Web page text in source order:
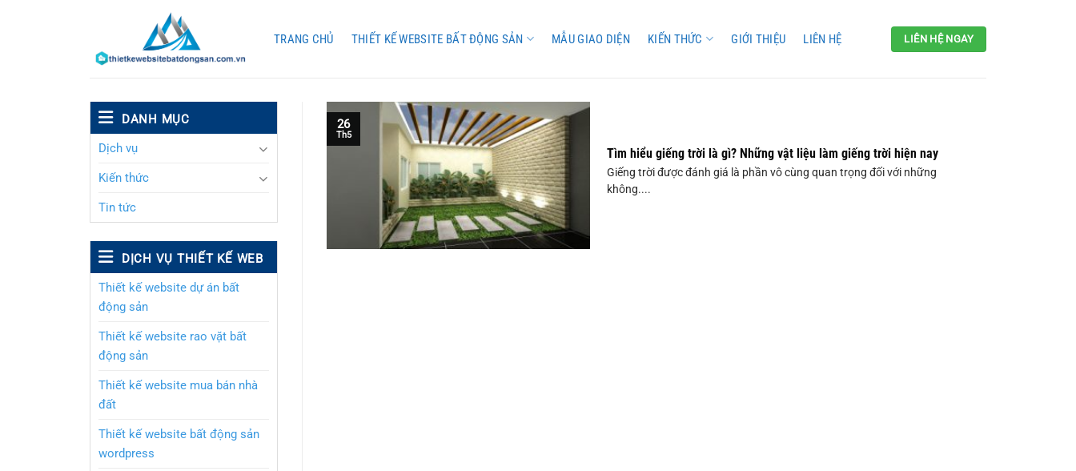
TRANG CHỦ THIẾT KẾ WEBSITE BẤT ĐỘNG SẢN MẪU GIAO DIỆN KIẾN THỨC GIỚI THIỆU LIÊN HỆ LIÊN HỆ NGAY
DANH MỤC
Dịch vụ
Kiến thức
Tin tức
DỊCH VỤ THIẾT KẾ WEB
Thiết kế website dự án bất
động sản
Thiết kế website rao vặt bất
động sản
Thiết kế website mua bán nhà
đất
Thiết kế website bất động sản
wordpress
Tìm hiểu giếng trời là gì? Những vật liệu làm giếng trời hiện nay
Giếng trời được đánh giá là phần vô cùng quan trọng đối với những
không....
26
Th5